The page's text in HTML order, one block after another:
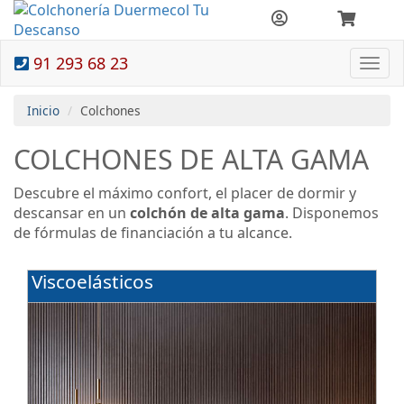
91 293 68 23
Inicio Colchones
COLCHONES DE ALTA GAMA
Descubre el máximo confort, el placer de dormir y
descansar en un colchón de alta gama. Disponemos
de fórmulas de financiación a tu alcance.
Viscoelásticos